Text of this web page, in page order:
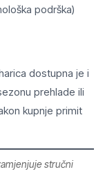
podrška)
dostupna je i
prehlade ili
kupnje primit
stručni